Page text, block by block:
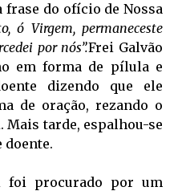
frase do ofício de Nossa
ó Virgem, permaneceste
por nós”.Frei Galvão
em forma de pílula e
dizendo que ele
de oração, rezando o
. Mais tarde, espalhou-se
doente.
foi procurado por um